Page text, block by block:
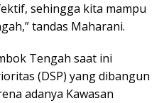
sehingga kita mampu
tandas Maharani.
Tengah saat ini
(DSP) yang dibangun
adanya Kawasan